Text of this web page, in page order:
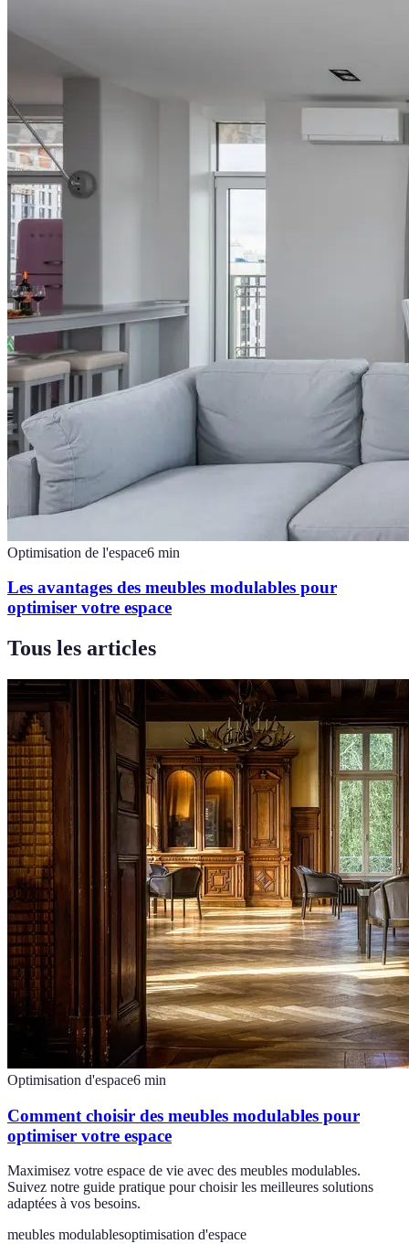
Optimisation de l'espace6 min
Les avantages des meubles modulables pour
optimiser votre espace
Tous les articles
Optimisation d'espace6 min
Comment choisir des meubles modulables pour
optimiser votre espace
Maximisez votre espace de vie avec des meubles modulables.
Suivez notre guide pratique pour choisir les meilleures solutions
adaptées à vos besoins.
meubles modulablesoptimisation d'espace